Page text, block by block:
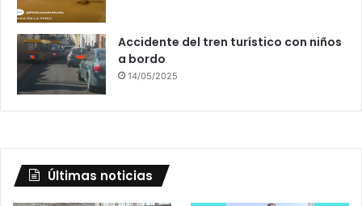
Accidente del tren turístico con niños
a bordo
14/05/2025
Últimas noticias